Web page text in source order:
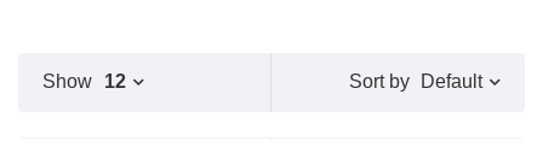
Sort by Default
Show 12